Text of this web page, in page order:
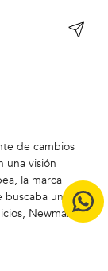
de cambios
una visión
la marca
una
Newman ha